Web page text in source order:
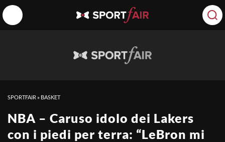
SPORTFAIR » BASKET
NBA – Caruso idolo dei Lakers
con i piedi per terra: “LeBron mi